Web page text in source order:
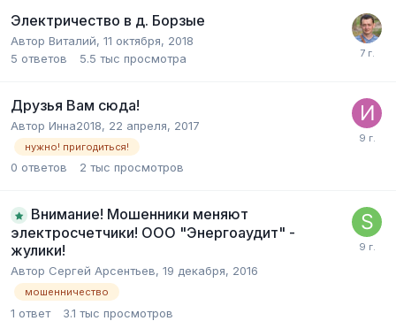
Электричество в д. Борзые
Автор Виталий, 11 октября, 2018
5 ответов 5.5 тыс просмотра
Друзья Вам сюда!
Автор Инна2018, 22 апреля, 2017
нужно! пригодиться!
0 ответов 2 тыс просмотров
Внимание! Мошенники меняют
электросчетчики! ООО "Энергоаудит" -
жулики!
Автор Сергей Арсентьев, 19 декабря, 2016
мошенничество
1 ответ 3.1 тыс просмотров